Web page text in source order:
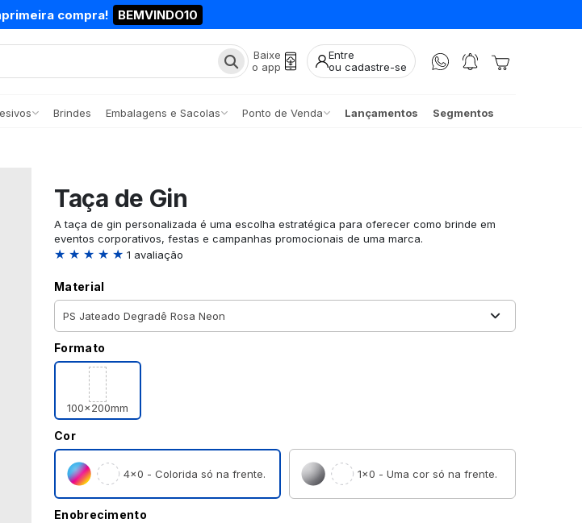
primeira compra! BEMVINDO10
Baixe
o app
Entre
ou cadastre-se
Brindes Embalagens e Sacolas Ponto de Venda Lançamentos Segmentos
Taça de Gin
A taça de gin personalizada é uma escolha estratégica para oferecer como brinde em
eventos corporativos, festas e campanhas promocionais de uma marca.
★ ★ ★ ★ ★ 1 avaliação
Material
Formato
100x200mm
Cor
4×0 - Colorida só na frente. 1×0 - Uma cor só na frente.
Enobrecimento